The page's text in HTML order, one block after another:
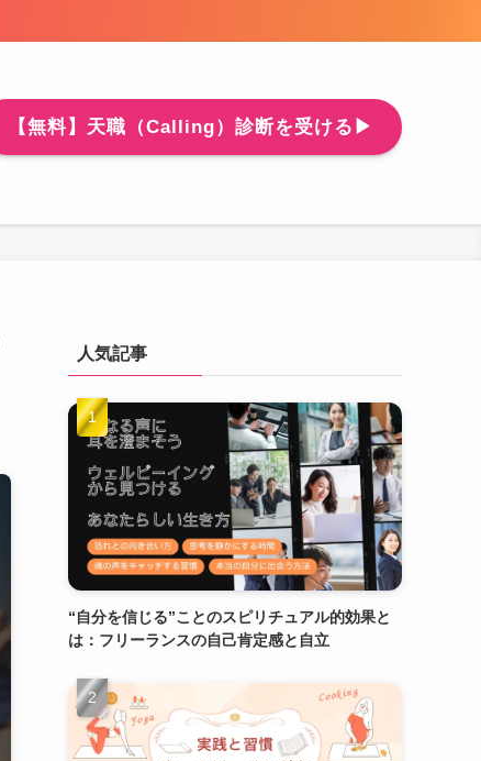
【無料】天職（Calling）診断を受ける▶
人気記事
“自分を信じる”ことのスピリチュアル的効果と
は：フリーランスの自己肯定感と自立